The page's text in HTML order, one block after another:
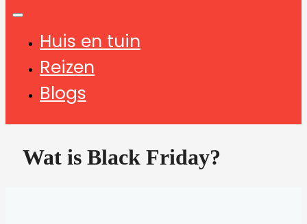
Huis en tuin
Reizen
Blogs
Wat is Black Friday?